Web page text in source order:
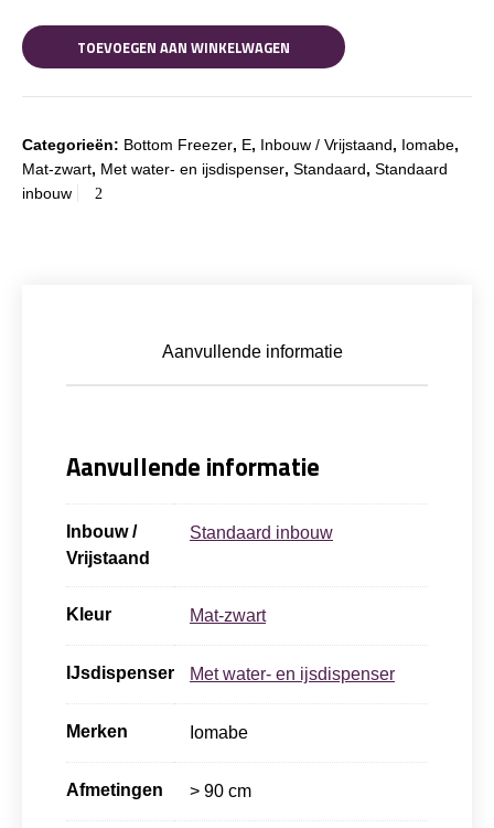
TOEVOEGEN AAN WINKELWAGEN
Categorieën: Bottom Freezer, E, Inbouw / Vrijstaand, Iomabe,
Mat-zwart, Met water- en ijsdispenser, Standaard, Standaard
inbouw
Aanvullende informatie
Aanvullende informatie
Inbouw /
Vrijstaand
Standaard inbouw
Kleur Mat-zwart
IJsdispenser Met water- en ijsdispenser
Merken Iomabe
Afmetingen > 90 cm